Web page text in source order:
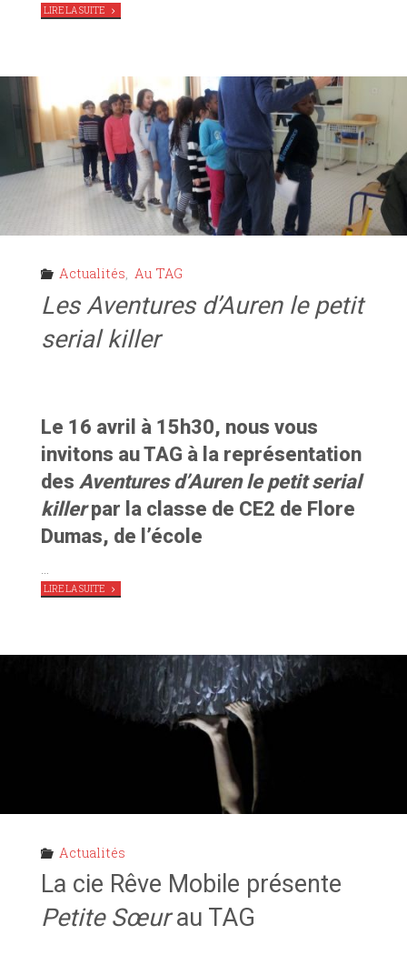
LIRE LA SUITE"
ILUNGA
MBIDI
Actualités, Au TAG
Les Aventures d’Auren le petit
serial killer
Le 16 avril à 15h30, nous vous
invitons au TAG à la représentation
des Aventures d’Auren le petit serial
killerpar la classe de CE2 de Flore
Dumas, de l’école
…
LIRE LA SUITE"
LES
AVENTURES
KILLER"
Actualités
La cie Rêve Mobile présente
Petite Sœurau TAG